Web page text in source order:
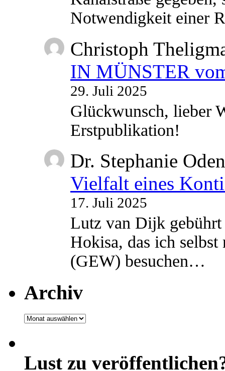
Notwendigkeit einer
Christoph
IN MÜNSTER
29. Juli 2025
Glückwunsch, lieber
Erstpublikation!
Dr. Stephanie
Vielfalt eines
17. Juli 2025
Lutz van Dijk
Hokisa, das ich
(GEW) besuchen…
Archiv
Archiv
Lust zu